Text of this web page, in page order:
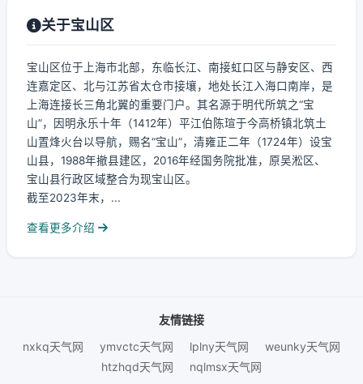
关于宝山区
宝山区位于上海市北部，东临长江、南接虹口区与静安区、西
连嘉定区、北与江苏省太仓市接壤，地处长江入海口南岸，是
上海连接长三角北翼的重要门户。其名源于明代所筑之“宝
山”，因明永乐十年（1412年）平江伯陈瑄于今高桥镇北筑土
山置烽火台以导航，赐名“宝山”，清雍正二年（1724年）设宝
山县，1988年撤县建区，2016年经国务院批准，原吴淞区、
宝山县行政区域整合为现宝山区。
截至2023年末，...
查看更多介绍
友情链接
nxkq天气网
ymvctc天气网 lplny天气网
weunky天气网
htzhqd天气网
nqlmsx天气网